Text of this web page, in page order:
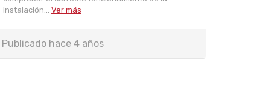
instalación... Ver más
Publicado hace 4 años